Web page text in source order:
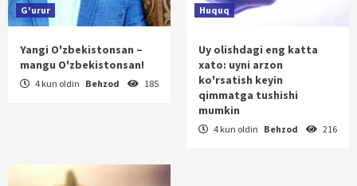
G'urur
Yangi O'zbekistonsan –
mangu O'zbekistonsan!
4 kun oldin Behzod 185
Huquq
Uy olishdagi eng katta
xato: uyni arzon
ko'rsatish keyin
qimmatga tushishi
mumkin
4 kun oldin Behzod 216